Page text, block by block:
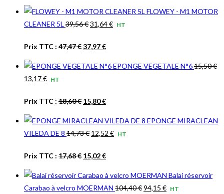
FLOWEY - M1 MOTOR
CLEANER 5L 39,56€Le
initial
31,64€LeHT
Prix TTC : 47,47€Le
initial
37,97€Le
actuel
EPONGE VEGETALE N°615,50€
Le
initial
était :
13,17€Le
actuel
HT
Prix TTC : 18,60€ Le
initial
était :
15,80€Le
actuel
est :
EPONGE MIRACLEAN
VILEDA DE 8 14,73€ Le
initial
12,52 €LeHT
Prix TTC : 17,68€ Le
initial
15,02€Le
actuel
Balai réservoir
Carabao à velcro MOERMAN 104,40€Le
94,15 €LeHT